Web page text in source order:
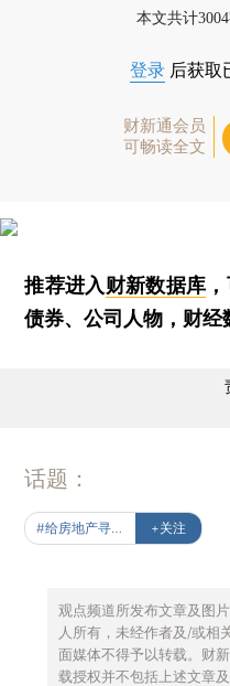
本文共计
登录 后获取
财新通会员
可畅读全文
推荐进入财新数据库
债券、公司人物，财经
话题：
+关注
观点频道所发布文章及图
人所有，未经作者及/或相
面媒体不得予以转载。财
载授权并不包括上述文章